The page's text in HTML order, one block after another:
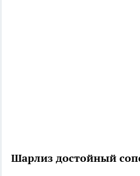
Шарлиз достойный